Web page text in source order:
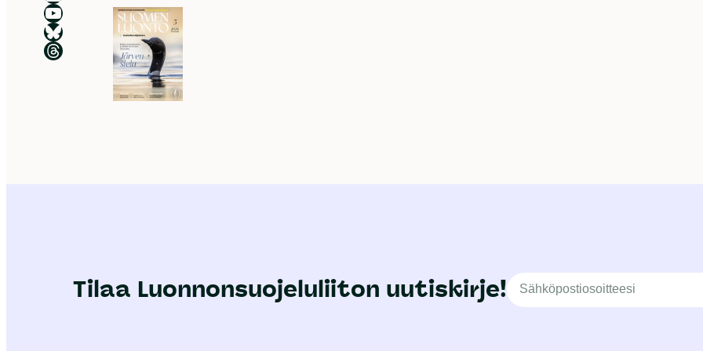
Luonnonsuojeluliiton YouTube-kanava
Luonnonsuojeluliitto Blueskyssa
Luonnonsuojeluliitto Threadsissa
Tilaa Luonnonsuojeluliiton uutiskirje!